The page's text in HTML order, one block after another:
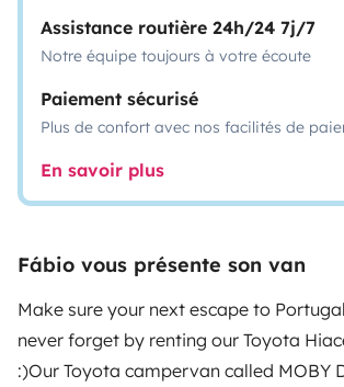
Assistance routière 24h/24 7j/7
Notre équipe toujours à votre écoute
Paiement sécurisé
Plus de confort avec nos facilités de
En savoir plus
Fábio vous présente son van
Make sure your next escape to
never forget by renting our Toyota
:)Our Toyota campervan called MOBY